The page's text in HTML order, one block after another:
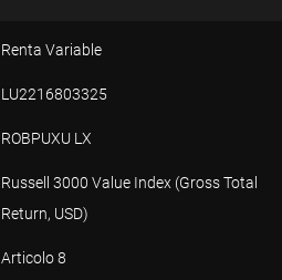
Renta Variable
LU2216803325
ROBPUXU LX
Russell 3000 Value Index (Gross Total
Return, USD)
Articolo 8